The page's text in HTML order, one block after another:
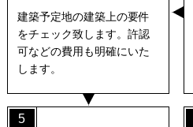
建築予定地の建築上の要件
をチェック致します。許認
可などの費用も明確にいた
します。
5